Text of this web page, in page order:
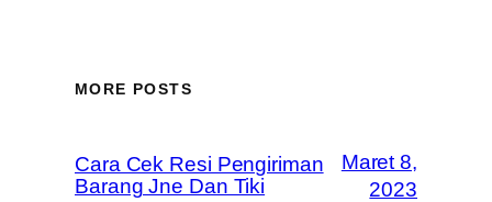
MORE POSTS
Cara Cek Resi Pengiriman
Barang Jne Dan Tiki
Maret 8,
2023